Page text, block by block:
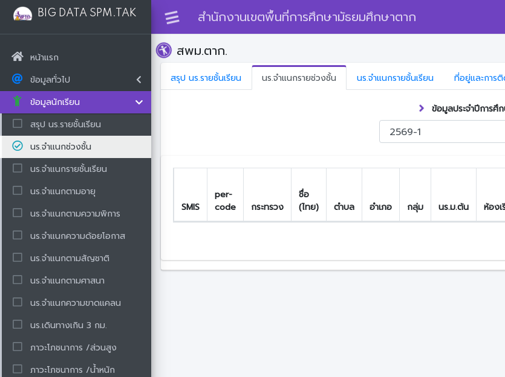
สำนักงานเขตพื้นที่การศึกษามัธยมศึกษาตาก
BIG DATA SPM.TAK
หน้าแรก
ข้อมูลทั่วไป
ข้อมูลนักเรียน
สรุป นร.รายชั้นเรียน
นร.จำแนกช่วงชั้น
นร.จำแนกรายชั้นเรียน
นร.จำแนกตามอายุ
นร.จำแนกตามความพิการ
นร.จำแนกความด้อยโอกาส
นร.จำแนกตามสัญชาติ
นร.จำแนกตามศาสนา
นร.จำแนกความขาดแคลน
นร.เดินทางเกิน 3 กม.
ภาวะโภชนาการ /ส่วนสูง
ภาวะโภชนาการ /น้ำหนัก
สพม.ตาก.
สรุป นร.รายชั้นเรียน นร.จำแนกรายช่วงชั้น นร.จำแนกรายชั้นเรียน ที่อยู่และการ
ข้อมูลประจำปีการศึ
SMIS
per-
code
กระทรวง
ชื่อ
(ไทย)
ตำบล อำเภอ กลุ่ม นร.ม.ต้น ห้องเ